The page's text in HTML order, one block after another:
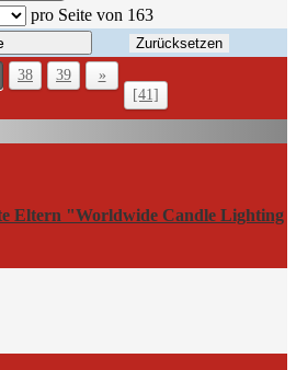
pro Seite von 163
Zurücksetzen
38 39
»
[41]
Eltern "Worldwide Candle Lighting